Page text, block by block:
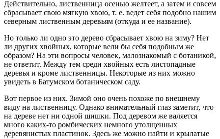
Действительно, лиственница осенью желтеет, а затем и совсем
сбрасывает свою мягкую хвою, т. е. ведет себя подобно нашим
северным лиственным деревьям (откуда и ее название).
Но только ли одно это дерево сбрасывает хвою на зиму? Нет
ли других хвойных, которые вели бы себя подобным же
образом? На эти вопросы человек, малознакомый с ботаникой,
не ответит. Между тем среди хвойных есть листопадные
деревья и кроме лиственницы. Некоторые из них можно
увидеть в Батумском ботаническом саду.
Вот первое из них. Зимой оно очень похоже по внешнему
виду на лиственницу. Однако внимательный глаз заметит, что
на дереве нет ни одной шишки. Под деревом же валяется
много каких-то ромбических немного утолщенных
деревянистых пластинок. Здесь же можно найти и крылатые